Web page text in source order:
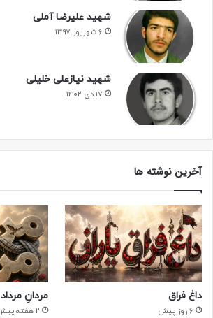
شهید علیرضا آملی
۶ شهریور ۱۳۹۷
شهید نیازعلی خلیلی
۱۷ دی ۱۴۰۲
آخرین نوشته ها
داغ فراق
6 روز پیش
مردانِ مرداد
2 هفته پیش